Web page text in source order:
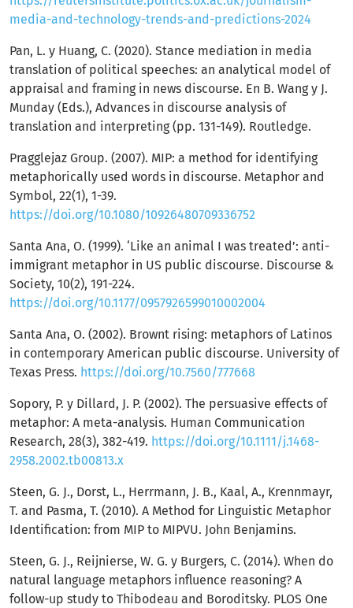
media-and-technology-trends-and-predictions-2024
Pan, L. y Huang, C. (2020). Stance mediation in media
translation of political speeches: an analytical model of
appraisal and framing in news discourse. En B. Wang y J.
Munday (Eds.), Advances in discourse analysis of
translation and interpreting (pp. 131-149). Routledge.
Pragglejaz Group. (2007). MIP: a method for identifying
metaphorically used words in discourse. Metaphor and
Symbol, 22(1), 1-39.
https://doi.org/10.1080/10926480709336752
Santa Ana, O. (1999). ‘Like an animal I was treated’: anti-
immigrant metaphor in US public discourse. Discourse &
Society, 10(2), 191-224.
https://doi.org/10.1177/0957926599010002004
Santa Ana, O. (2002). Brownt rising: metaphors of Latinos
in contemporary American public discourse. University of
Texas Press. https://doi.org/10.7560/777668
Sopory, P. y Dillard, J. P. (2002). The persuasive effects of
metaphor: A meta-analysis. Human Communication
Research, 28(3), 382-419. https://doi.org/10.1111/j.1468-
2958.2002.tb00813.x
Steen, G. J., Dorst, L., Herrmann, J. B., Kaal, A., Krennmayr,
T. and Pasma, T. (2010). A Method for Linguistic Metaphor
Identification: from MIP to MIPVU. John Benjamins.
Steen, G. J., Reijnierse, W. G. y Burgers, C. (2014). When do
natural language metaphors influence reasoning? A
follow-up study to Thibodeau and Boroditsky. PLOS One